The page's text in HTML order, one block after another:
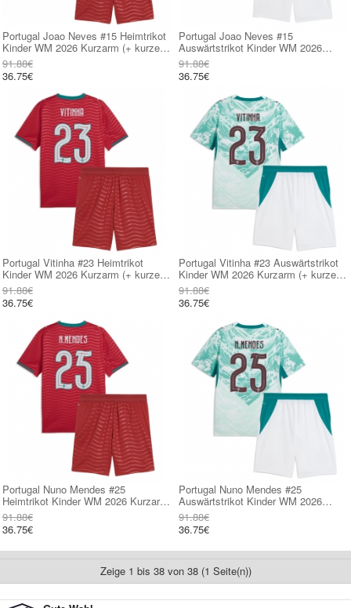
Portugal Joao Neves #15 Heimtrikot
Kinder WM 2026 Kurzarm (+ kurze
hosen)
91.88€
36.75€
Portugal Joao Neves #15
Auswärtstrikot Kinder WM 2026
Kurzarm (+ kurze hosen)
91.88€
36.75€
Portugal Vitinha #23 Heimtrikot
Kinder WM 2026 Kurzarm (+ kurze
hosen)
91.88€
36.75€
Portugal Vitinha #23 Auswärtstrikot
Kinder WM 2026 Kurzarm (+ kurze
hosen)
91.88€
36.75€
Portugal Nuno Mendes #25
Heimtrikot Kinder WM 2026 Kurzarm
(+ kurze hosen)
91.88€
36.75€
Portugal Nuno Mendes #25
Auswärtstrikot Kinder WM 2026
Kurzarm (+ kurze hosen)
91.88€
36.75€
Zeige 1 bis 38 von 38 (1 Seite(n))